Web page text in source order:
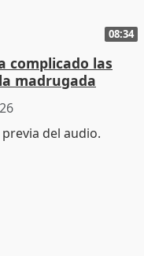
08:34
complicado las
madrugada